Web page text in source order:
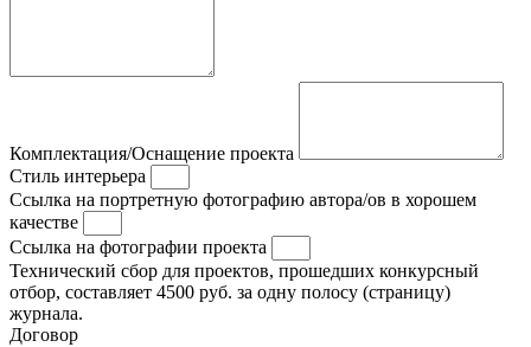
Комплектация/Оснащение проекта
Стиль интерьера
Ссылка на портретную фотографию автора/ов в хорошем
качестве
Ссылка на фотографии проекта
Технический сбор для проектов, прошедших конкурсный
отбор, составляет 4500 руб. за одну полосу (страницу)
журнала.
Договор